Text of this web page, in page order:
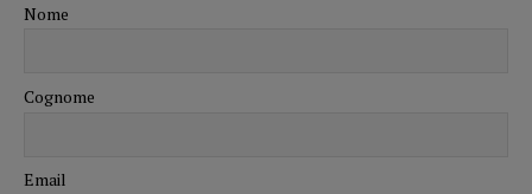
Nome
Cognome
Email